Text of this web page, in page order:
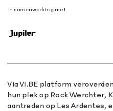
in samenwerking met
Via VI.BE platform
hun plek op Rock Werchter,
aantreden op Les Ardentes,